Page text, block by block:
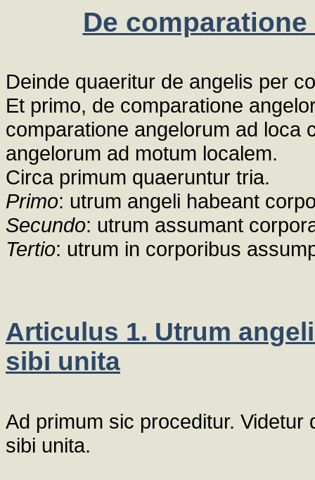
De
Deinde quaeritur de angelis per
Et primo, de comparatione
comparatione angelorum ad loca
angelorum ad motum localem.
Circa primum quaeruntur tria.
Primo: utrum angeli habeant
Secundo: utrum assumant
Tertio: utrum in corporibus
Articulus 1. Utrum
sibi unita
Ad primum sic proceditur.
sibi unita.